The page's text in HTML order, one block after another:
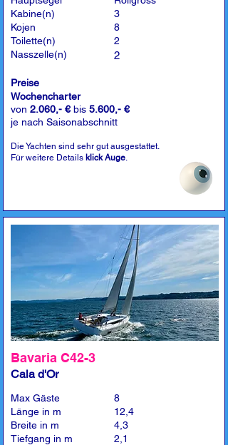
Kabine(n)
Kojen
Toilette(n)
Nasszelle(n)
3
8
2
2
Preise
Wochencharter
von 2.060,- €bis 5.600,- €
je nach Saisonabschnitt
Die Yachten sind sehr gut ausgestattet.
Für weitere Details klick Auge.
Bavaria C42-3
Cala d'Or
Max Gäste
Länge in m
Breite in m
Tiefgang in m
8
12,4
4,3
2,1